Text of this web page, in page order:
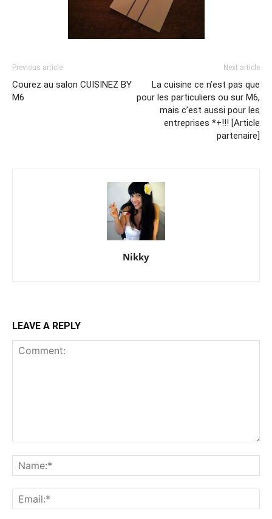
Previous article
Courez au salon CUISINEZ BY
M6
Next article
La cuisine ce n’est pas que
pour les particuliers ou sur M6,
mais c’est aussi pour les
entreprises *+!!! [Article
partenaire]
Nikky
LEAVE A REPLY